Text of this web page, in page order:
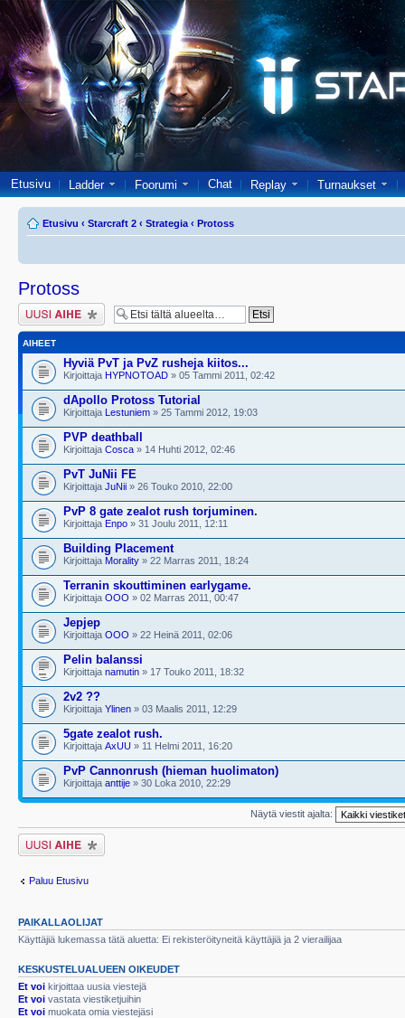
Etusivu Ladder Foorumi Chat Replay Turnaukset
Etusivu ‹ Starcraft 2 ‹ Strategia ‹ Protoss
Protoss
Lähetä uusi viesti
AIHEET
Hyviä PvT ja PvZ rusheja kiitos...
Kirjoittaja HYPNOTOAD » 05 Tammi 2011, 02:42
dApollo Protoss Tutorial
Kirjoittaja Lestuniem » 25 Tammi 2012, 19:03
PVP deathball
Kirjoittaja Cosca » 14 Huhti 2012, 02:46
PvT JuNii FE
Kirjoittaja JuNii » 26 Touko 2010, 22:00
PvP 8 gate zealot rush torjuminen.
Kirjoittaja Enpo » 31 Joulu 2011, 12:11
Building Placement
Kirjoittaja Morality » 22 Marras 2011, 18:24
Terranin skouttiminen earlygame.
Kirjoittaja OOO » 02 Marras 2011, 00:47
Jepjep
Kirjoittaja OOO » 22 Heinä 2011, 02:06
Pelin balanssi
Kirjoittaja namutin » 17 Touko 2011, 18:32
2v2 ??
Kirjoittaja Ylinen » 03 Maalis 2011, 12:29
5gate zealot rush.
Kirjoittaja AxUU » 11 Helmi 2011, 16:20
PvP Cannonrush (hieman huolimaton)
Kirjoittaja anttije » 30 Loka 2010, 22:29
Näytä viestit ajalta:
Lähetä uusi viesti
Paluu Etusivu
PAIKALLAOLIJAT
Käyttäjiä lukemassa tätä aluetta: Ei rekisteröityneitä käyttäjiä ja 2 vierailijaa
KESKUSTELUALUEEN OIKEUDET
Et voi kirjoittaa uusia viestejä
Et voi vastata viestiketjuihin
Et voi muokata omia viestejäsi